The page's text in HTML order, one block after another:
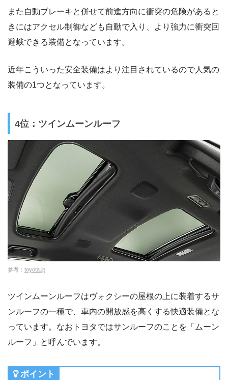
また自動ブレーキと併せて前進方向に衝突の危険があると
きにはアクセル制御なども自動で入り、より強力に衝突回
避蛾できる装備となっています。
近年こういった安全装備はより注目されているので人気の
装備の1つとなっています。
4位：ツインムーンルーフ
参考： toyota.jp
ツインムーンルーフはヴォクシーの屋根の上に装着するサ
ンルーフの一種で、車内の開放感を高くする快適装備とな
っています。なおトヨタではサンルーフのことを「ムーン
ルーフ」と呼んでいます。
ポイント